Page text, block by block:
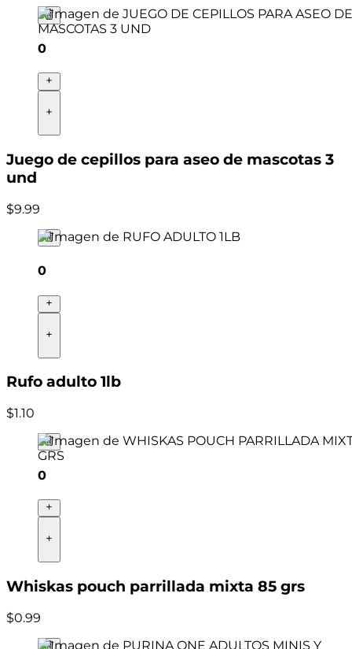
0
Juego de cepillos para aseo de mascotas 3
und
$9.99
0
Rufo adulto 1lb
$1.10
0
Whiskas pouch parrillada mixta 85 grs
$0.99